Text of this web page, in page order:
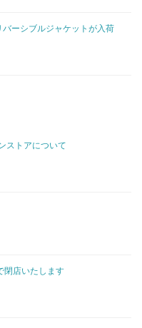
ーシブルジャケットが入荷
ストアについて
閉店いたします